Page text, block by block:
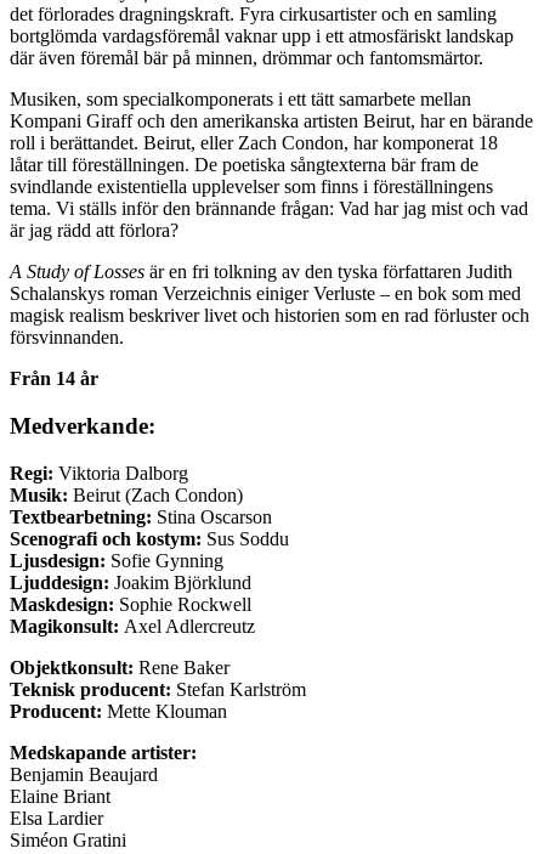
det förlorades dragningskraft. Fyra cirkusartister och en samling
bortglömda vardagsföremål vaknar upp i ett atmosfäriskt landskap
där även föremål bär på minnen, drömmar och fantomsmärtor.
Musiken, som specialkomponerats i ett tätt samarbete mellan
Kompani Giraff och den amerikanska artisten Beirut, har en bärande
roll i berättandet. Beirut, eller Zach Condon, har komponerat 18
låtar till föreställningen. De poetiska sångtexterna bär fram de
svindlande existentiella upplevelser som finns i föreställningens
tema. Vi ställs inför den brännande frågan: Vad har jag mist och vad
är jag rädd att förlora?
A Study of Losses är en fri tolkning av den tyska författaren Judith
Schalanskys roman Verzeichnis einiger Verluste – en bok som med
magisk realism beskriver livet och historien som en rad förluster och
försvinnanden.
Från 14 år
Medverkande:
Regi: Viktoria Dalborg
Musik: Beirut (Zach Condon)
Textbearbetning: Stina Oscarson
Scenografi och kostym: Sus Soddu
Ljusdesign: Sofie Gynning
Ljuddesign: Joakim Björklund
Maskdesign: Sophie Rockwell
Magikonsult: Axel Adlercreutz
Objektkonsult: Rene Baker
Teknisk producent: Stefan Karlström
Producent: Mette Klouman
Medskapande artister:
Benjamin Beaujard
Elaine Briant
Elsa Lardier
Siméon Gratini